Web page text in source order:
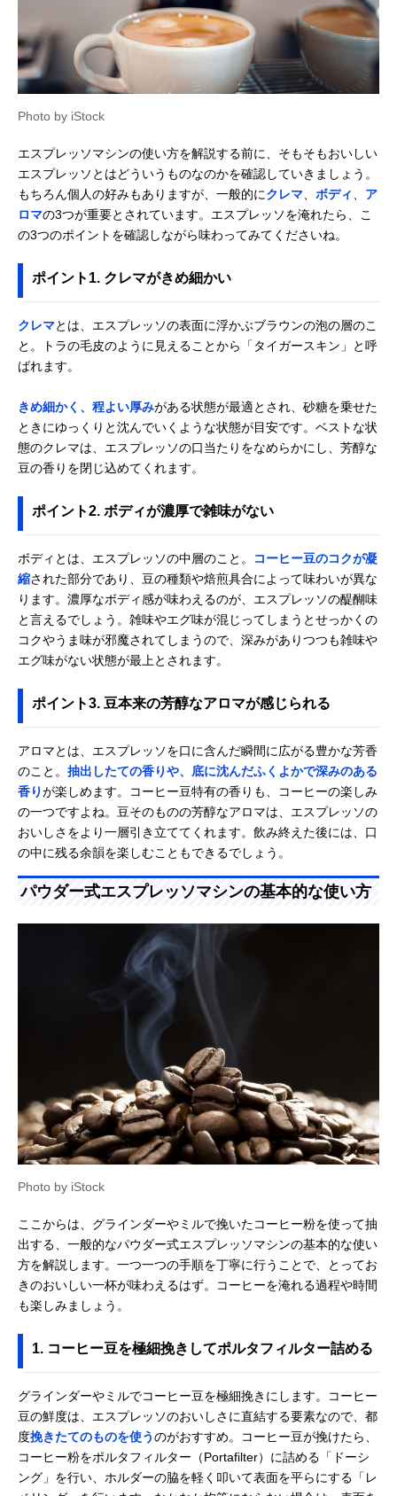
Photo by iStock
エスプレッソマシンの使い方を解説する前に、そもそもおいしい
エスプレッソとはどういうものなのかを確認していきましょう。
もちろん個人の好みもありますが、一般的にクレマ、 ボディ、 ア
ロマの3つが重要とされています。エスプレッソを淹れたら、こ
の3つのポイントを確認しながら味わってみてくださいね。
ポイント1. クレマがきめ細かい
クレマとは、エスプレッソの表面に浮かぶブラウンの泡の層のこ
と。トラの毛皮のように見えることから「タイガースキン」と呼
ばれます。
きめ細かく、程よい厚みがある状態が最適とされ、砂糖を乗せた
ときにゆっくりと沈んでいくような状態が目安です。ベストな状
態のクレマは、エスプレッソの口当たりをなめらかにし、芳醇な
豆の香りを閉じ込めてくれます。
ポイント2. ボディが濃厚で雑味がない
ボディとは、エスプレッソの中層のこと。
コーヒー豆のコクが凝
縮された部分であり、豆の種類や焙煎具合によって味わいが異な
ります。濃厚なボディ感が味わえるのが、エスプレッソの醍醐味
と言えるでしょう。雑味やエグ味が混じってしまうとせっかくの
コクやうま味が邪魔されてしまうので、深みがありつつも雑味や
エグ味がない状態が最上とされます。
ポイント3. 豆本来の芳醇なアロマが感じられる
アロマとは、エスプレッソを口に含んだ瞬間に広がる豊かな芳香
のこと。 抽出したての香りや、底に沈んだふくよかで深みのある
香りが楽しめます。コーヒー豆特有の香りも、コーヒーの楽しみ
の一つですよね。豆そのものの芳醇なアロマは、エスプレッソの
おいしさをより一層引き立ててくれます。飲み終えた後には、口
の中に残る余韻を楽しむこともできるでしょう。
パウダー式エスプレッソマシンの基本的な使い方
Photo by iStock
ここからは、グラインダーやミルで挽いたコーヒー粉を使って抽
出する、一般的なパウダー式エスプレッソマシンの基本的な使い
方を解説します。一つ一つの手順を丁寧に行うことで、とってお
きのおいしい一杯が味わえるはず。コーヒーを淹れる過程や時間
も楽しみましょう。
1. コーヒー豆を極細挽きしてポルタフィルター詰める
グラインダーやミルでコーヒー豆を極細挽きにします。コーヒー
豆の鮮度は、エスプレッソのおいしさに直結する要素なので、都
度挽きたてのものを使うのがおすすめ。コーヒー豆が挽けたら、
コーヒー粉をポルタフィルター（Portafilter）に詰める「ドーシ
ング」を行い、ホルダーの脇を軽く叩いて表面を平らにする「レ